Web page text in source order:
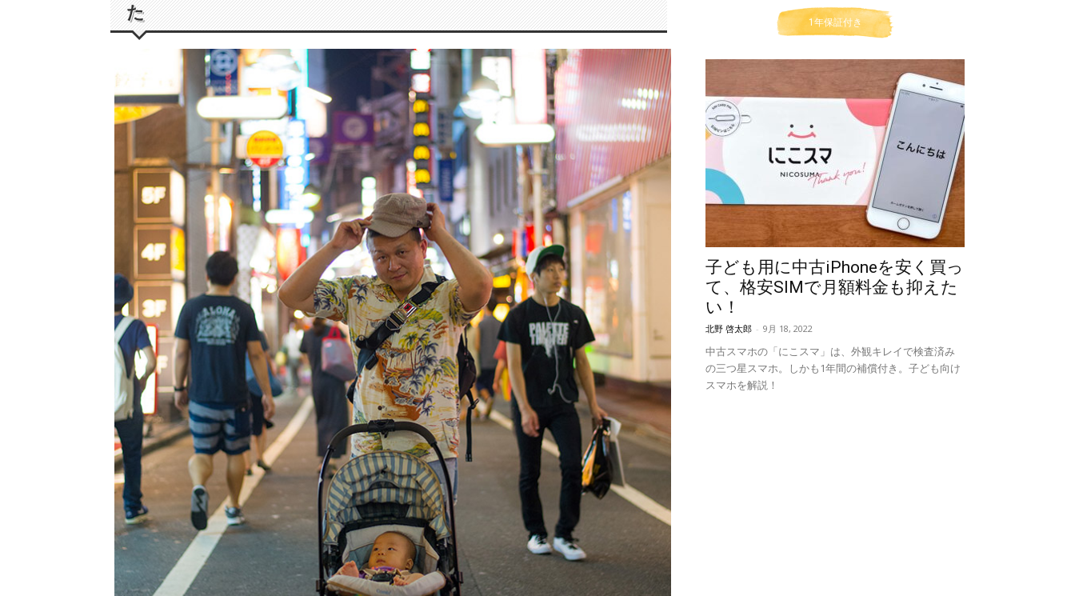
た
1年保証付き
子ども用に中古iPhoneを安く買っ
て、格安SIMで月額料金も抑えた
い！
北野 啓太郎 - 9月 18, 2022
中古スマホの「にこスマ」は、外観キレイで検査済み
の三つ星スマホ。しかも1年間の補償付き。子ども向け
スマホを解説！